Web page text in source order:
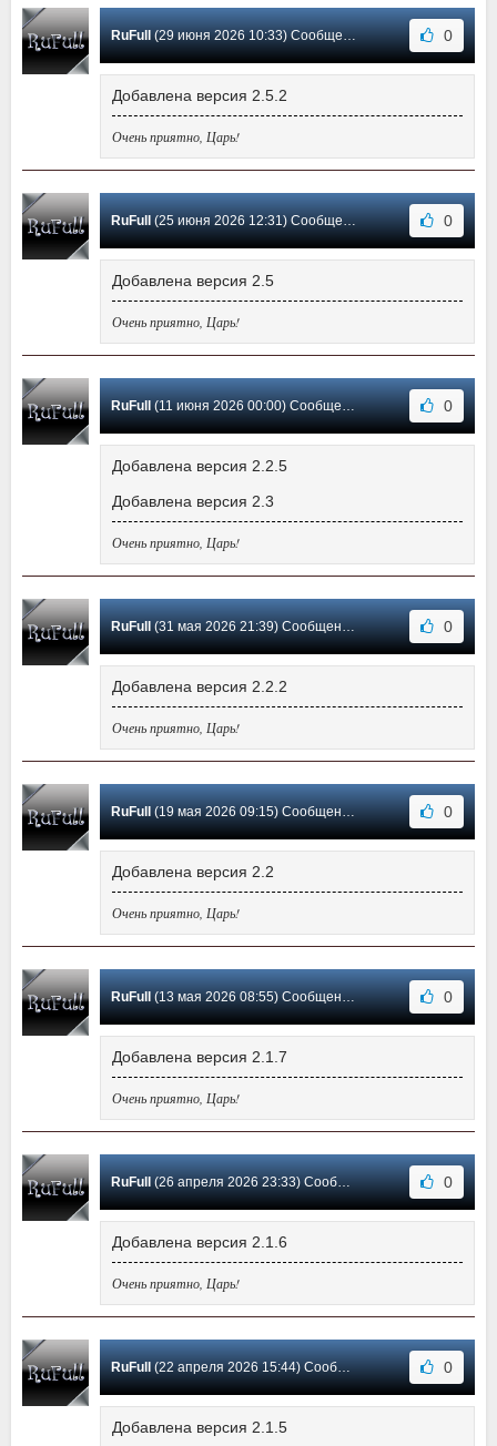
RuFull(29 июня 2026 10:33) Сообщение #127 0
Добавлена версия 2.5.2
Очень приятно, Царь!
RuFull(25 июня 2026 12:31) Сообщение #126 0
Добавлена версия 2.5
Очень приятно, Царь!
RuFull(11 июня 2026 00:00) Сообщение #125 0
Добавлена версия 2.2.5
Добавлена версия 2.3
Очень приятно, Царь!
RuFull(31 мая 2026 21:39) Сообщение #124 0
Добавлена версия 2.2.2
Очень приятно, Царь!
RuFull(19 мая 2026 09:15) Сообщение #123 0
Добавлена версия 2.2
Очень приятно, Царь!
RuFull(13 мая 2026 08:55) Сообщение #122 0
Добавлена версия 2.1.7
Очень приятно, Царь!
RuFull(26 апреля 2026 23:33) Сообщение #121 0
Добавлена версия 2.1.6
Очень приятно, Царь!
RuFull(22 апреля 2026 15:44) Сообщение #120 0
Добавлена версия 2.1.5